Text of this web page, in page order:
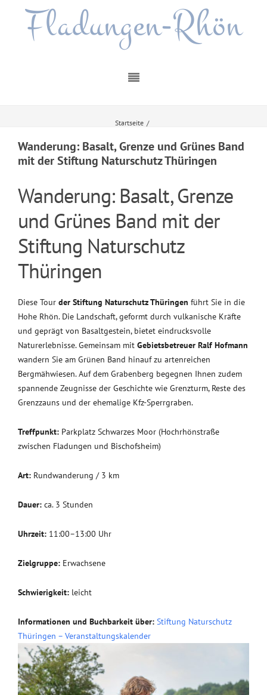
Fladungen-Rhön
Startseite /
Wanderung: Basalt, Grenze und Grünes Band
mit der Stiftung Naturschutz Thüringen
Wanderung: Basalt, Grenze
und Grünes Band mit der
Stiftung Naturschutz
Thüringen
Diese Tour der Stiftung Naturschutz Thüringen führt Sie in die
Hohe Rhön. Die Landschaft, geformt durch vulkanische Kräfte
und geprägt von Basaltgestein, bietet eindrucksvolle
Naturerlebnisse. Gemeinsam mit Gebietsbetreuer Ralf Hofmann
wandern Sie am Grünen Band hinauf zu artenreichen
Bergmähwiesen. Auf dem Grabenberg begegnen Ihnen zudem
spannende Zeugnisse der Geschichte wie Grenzturm, Reste des
Grenzzauns und der ehemalige Kfz-Sperrgraben.
Treffpunkt: Parkplatz Schwarzes Moor (Hochrhönstraße
zwischen Fladungen und Bischofsheim)
Art: Rundwanderung / 3 km
Dauer: ca. 3 Stunden
Uhrzeit: 11:00–13:00 Uhr
Zielgruppe: Erwachsene
Schwierigkeit: leicht
Informationen und Buchbarkeit über: Stiftung Naturschutz
Thüringen – Veranstaltungskalender